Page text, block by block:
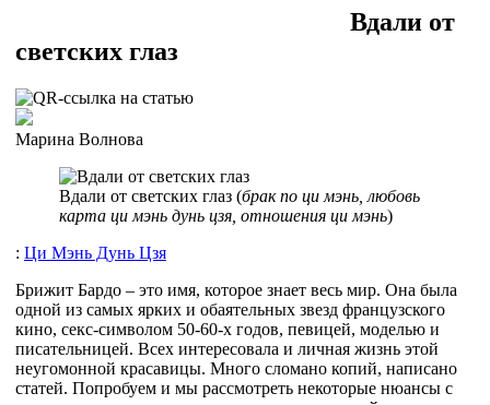
Вдали от
светских глаз
Марина Волнова
Вдали от светских глаз (брак по ци мэнь, любовь
карта ци мэнь дунь цзя, отношения ци мэнь)
: Ци Мэнь Дунь Цзя
Брижит Бардо – это имя, которое знает весь мир. Она была
одной из самых ярких и обаятельных звезд французского
кино, секс-символом 50-60-х годов, певицей, моделью и
писательницей. Всех интересовала и личная жизнь этой
неугомонной красавицы. Много сломано копий, написано
статей. Попробуем и мы рассмотреть некоторые нюансы с